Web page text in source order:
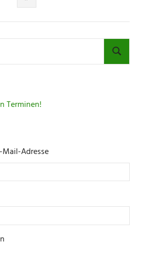
Beiträge
SUCHEN
Terminen!
Mail-Adresse